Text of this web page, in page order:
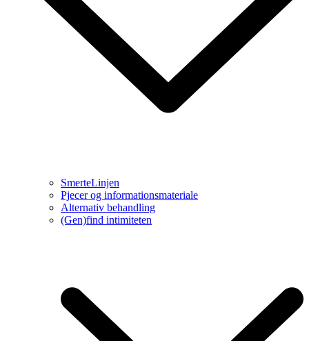
SmerteLinjen
Pjecer og informationsmateriale
Alternativ behandling
(Gen)find intimiteten